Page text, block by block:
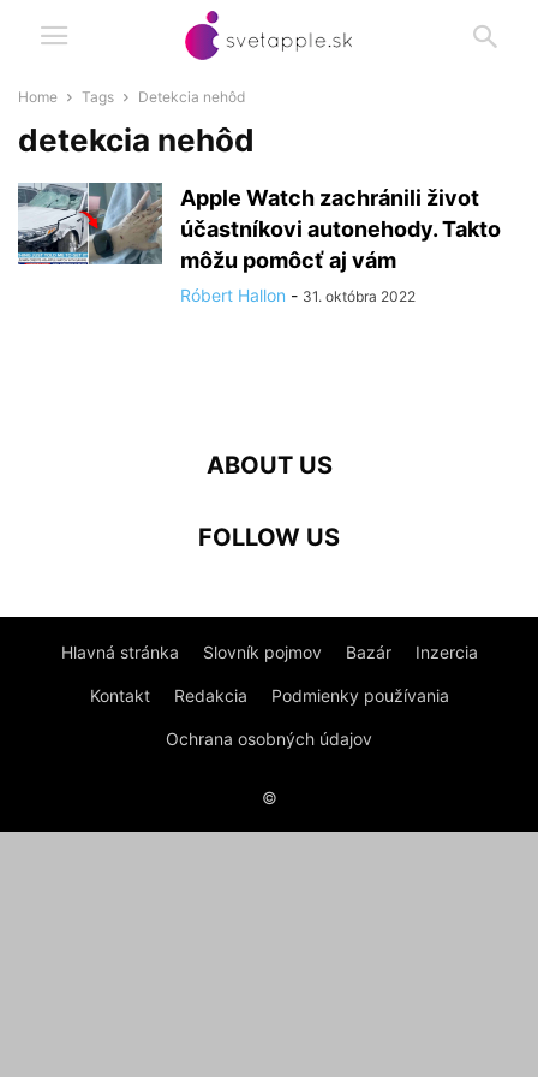
Home Tags Detekcia nehôd
detekcia nehôd
Apple Watch zachránili život
účastníkovi autonehody. Takto
môžu pomôcť aj vám
Róbert Hallon - 31. októbra 2022
ABOUT US
FOLLOW US
Hlavná stránka Slovník pojmov Bazár Inzercia
Kontakt Redakcia Podmienky používania
Ochrana osobných údajov
©